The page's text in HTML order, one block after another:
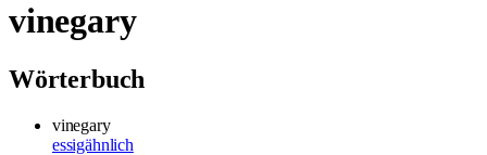
vinegary
Wörterbuch
vinegary
essigähnlich